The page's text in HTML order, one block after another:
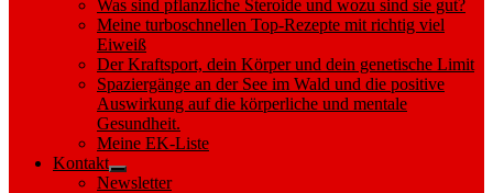
Was sind pflanzliche Steroide und wozu sind sie gut?
Meine turboschnellen Top-Rezepte mit richtig viel
Eiweiß
Der Kraftsport, dein Körper und dein genetische Limit
Spaziergänge an der See im Wald und die positive
Auswirkung auf die körperliche und mentale
Gesundheit.
Meine EK-Liste
Kontakt
Show
Newsletter